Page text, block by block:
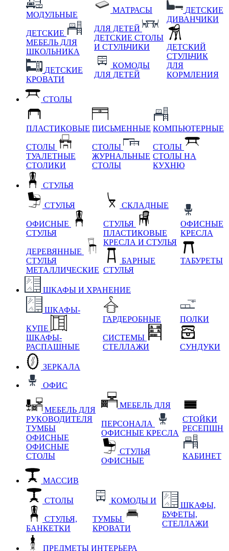
МОДУЛЬНЫЕ
ДЕТСКИЕ
МЕБЕЛЬ ДЛЯ
ШКОЛЬНИКА
ДЕТСКИЕ
КРОВАТИ
МАТРАСЫ
ДЛЯ ДЕТЕЙ
ДЕТСКИЕ СТОЛЫ
И СТУЛЬЧИКИ
КОМОДЫ
ДЛЯ ДЕТЕЙ
ДЕТСКИЕ
ДИВАНЧИКИ
ДЕТСКИЙ
СТУЛЬЧИК
ДЛЯ
КОРМЛЕНИЯ
СТОЛЫ
ПЛАСТИКОВЫЕ
СТОЛЫ
ТУАЛЕТНЫЕ
СТОЛИКИ
ПИСЬМЕННЫЕ
СТОЛЫ
ЖУРНАЛЬНЫЕ
СТОЛЫ
КОМПЬЮТЕРНЫЕ
СТОЛЫ
СТОЛЫ НА
КУХНЮ
СТУЛЬЯ
СТУЛЬЯ
ОФИСНЫЕ
СТУЛЬЯ
ДЕРЕВЯННЫЕ
СТУЛЬЯ
МЕТАЛЛИЧЕСКИЕ
СКЛАДНЫЕ
СТУЛЬЯ
ПЛАСТИКОВЫЕ
КРЕСЛА И СТУЛЬЯ
БАРНЫЕ
СТУЛЬЯ
ОФИСНЫЕ
КРЕСЛА
ТАБУРЕТЫ
ШКАФЫ И ХРАНЕНИЕ
ШКАФЫ-
КУПЕ
ШКАФЫ-
РАСПАШНЫЕ
ГАРДЕРОБНЫЕ
СИСТЕМЫ
СТЕЛЛАЖИ
ПОЛКИ
СУНДУКИ
ЗЕРКАЛА
ОФИС
МЕБЕЛЬ ДЛЯ
РУКОВОДИТЕЛЯ
ТУМБЫ
ОФИСНЫЕ
ОФИСНЫЕ
СТОЛЫ
МЕБЕЛЬ ДЛЯ
ПЕРСОНАЛА
ОФИСНЫЕ КРЕСЛА
СТУЛЬЯ
ОФИСНЫЕ
СТОЙКИ
РЕСЕПШН
КАБИНЕТ
МАССИВ
СТОЛЫ
СТУЛЬЯ,
БАНКЕТКИ
КОМОДЫ И
ТУМБЫ
КРОВАТИ
ШКАФЫ,
БУФЕТЫ,
СТЕЛЛАЖИ
ПРЕДМЕТЫ ИНТЕРЬЕРА